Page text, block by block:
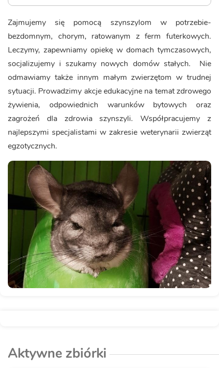
Zajmujemy się pomocą szynszylom w potrzebie-
bezdomnym, chorym, ratowanym z ferm futerkowych.
Leczymy, zapewniamy opiekę w domach tymczasowych,
socjalizujemy i szukamy nowych domów stałych. Nie
odmawiamy także innym małym zwierzętom w trudnej
sytuacji. Prowadzimy akcje edukacyjne na temat zdrowego
żywienia, odpowiednich warunków bytowych oraz
zagrożeń dla zdrowia szynszyli. Współpracujemy z
najlepszymi specjalistami w zakresie weterynarii zwierząt
egzotycznych.
Aktywne zbiórki